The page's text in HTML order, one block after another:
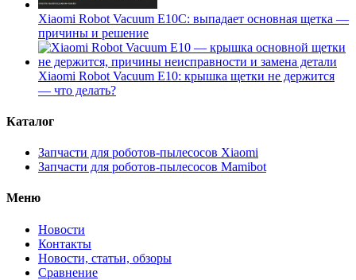
Xiaomi Robot Vacuum E10C: выпадает основная щетка —
причины и решение
Xiaomi Robot Vacuum E10: крышка щетки не держится
— что делать?
Каталог
Запчасти для роботов-пылесосов Xiaomi
Запчасти для роботов-пылесосов Mamibot
Меню
Новости
Контакты
Новости, статьи, обзоры
Сравнение